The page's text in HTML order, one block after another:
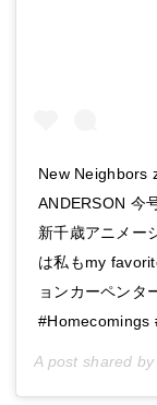
New Neighbors
ANDERSON 今
新千歳アニメー
は私もmy
ョンカーペンタ
#Homecomings
A post shared by